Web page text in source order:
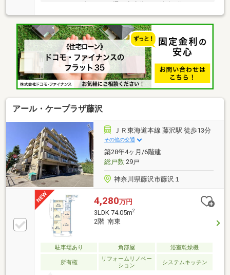
ーパー徒歩3分以内と周辺環境充実！◇窓は、ペアサ
ッシにしておりますので 遮音性・断熱性が高くなっ
ています。◇収納充実な間取り◇リビングにはTES式
の床暖房付◇一部リフォーム履歴有！■2010年8月・キ
ッチン交換・窓ガラスを複層ガラスへ変更・襖取替・
クロス張替・シャワーヘッド交換■2020年頃・給湯器
交換
アール・ケープラザ藤沢
ＪＲ東海道本線 藤沢駅 徒歩13分
その他の交通
築28年4ヶ月/6階建
総戸数29戸
神奈川県藤沢市藤沢１
4,280万円
3LDK 74.05m2
2階 南東
駐車場あり 角部屋 浴室乾燥機
所有権
リフォームリノベー
ション
システムキッチン